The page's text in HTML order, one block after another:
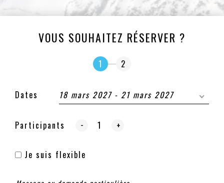
VOUS SOUHAITEZ RÉSERVER ?
1 2
Dates 18 mars 2027 - 21 mars 2027
Participants - +
Je suis flexible